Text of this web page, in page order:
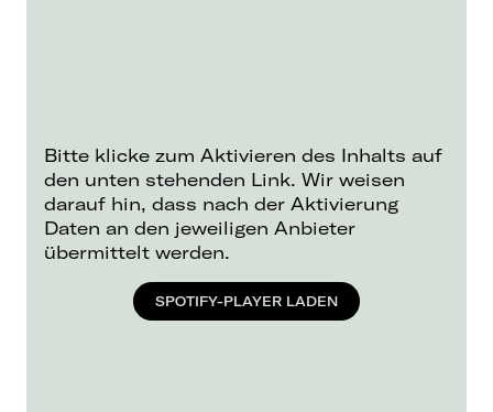
Bitte klicke zum Aktivieren des Inhalts auf
den unten stehenden Link. Wir weisen
darauf hin, dass nach der Aktivierung
Daten an den jeweiligen Anbieter
übermittelt werden.
SPOTIFY-PLAYER LADEN